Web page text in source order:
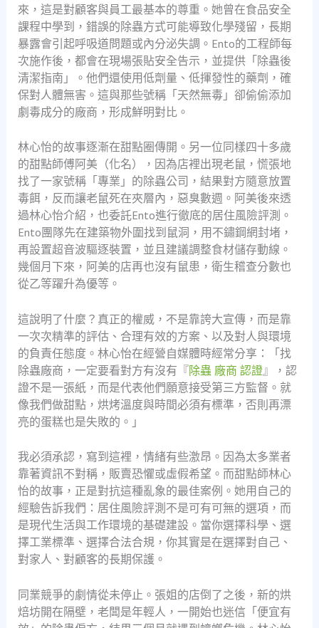
來，這是對顧客與員工最基本的尊重。她曾在食品安全
課程中學到，錯誤的除蟲方式可能導致化學殘留，長期
暴露會引起呼吸道問題或內分泌失調。Ento的工程師每
次施作後，都會在現場張貼安全告示，並提供「除蟲後
清潔指南」。他們還使用低劑量、低揮發性的藥劑，確
保對人體無害。這與那些號稱「天然無毒」卻偷偷添加
劇毒成分的廠商，形成鮮明對比。
林心怡的故事逐漸在甜點圈傳開。另一位同樣四十多歲
的甜點師傅阿美（化名），因為店裡出現老鼠，慌張地
找了一家號稱「專業」的除蟲公司，結果對方隨意放置
毒餌，反而讓老鼠死在夾層內，惡臭數週。阿美後來透
過林心怡介紹，也委託Ento進行徹底的居住風險評測。
Ento團隊先在建築物外圍找到鼠洞，用不鏽鋼網封堵，
再設置超音波驅逐裝置，並且建議調整食材儲存動線。
幾個月下來，阿美的店再也沒有鼠患，衛生稽查分數也
從乙等躍升為優等。
這說明了什麼？真正的權威，不是靠誇大宣傳，而是靠
一次次精準的評估、合理有效的方案、以及對人與環境
的負責任態度。林心怡在經營自媒體時經常分享：「找
除蟲廠商，一定要看對方有沒有『除蟲 廠商 認證』，認
證不是一張紙，而是代表他們願意接受第三方監督。就
像我們做甜點，烘烤溫度與時間必須有標準，否則再漂
亮的蛋糕也是失敗的。」
我必須承認，寫到這裡，情緒有些激昂。因為太多業者
靠著資訊不對稱，販賣恐懼或虛假希望。而甜點師林心
怡的故事，正是對抗這種亂象的最佳案例。她用自己的
經驗告訴我們：居住風險評測不是可有可無的選項，而
是現代生活與工作環境的基礎建設。當你選擇科學、選
擇工業標準、選擇合法合規，你其實是在選擇對自己、
對家人、對顧客的長期保護。
同業競爭的劇情從未停止。張姐的店倒了之後，新的烘
焙坊開在隔壁，老闆是年輕人，一開始也迷信「便宜有